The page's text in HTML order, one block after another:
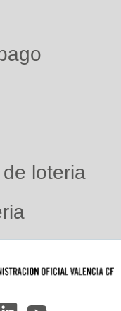
loteria